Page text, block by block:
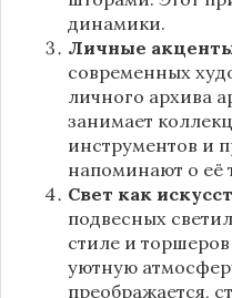
динамики.
Личные
современных
личного архива
занимает
инструментов и
напоминают о её
Свет как
подвесных
стиле и
уютную
преображается,